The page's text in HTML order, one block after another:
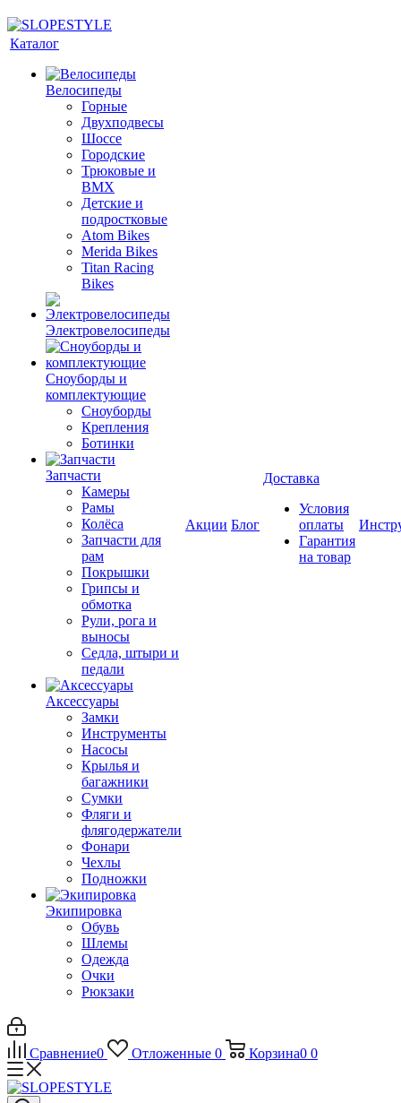
Каталог
Велосипеды
Горные
Двухподвесы
Шоссе
Городские
Трюковые и
BMX
Детские и
подростковые
Atom Bikes
Merida Bikes
Titan Racing
Bikes
Электровелосипеды
Cноуборды и
комплектующие
Сноуборды
Крепления
Ботинки
Запчасти
Камеры
Рамы
Колёса
Запчасти для
рам
Покрышки
Грипсы и
обмотка
Рули, рога и
выносы
Седла, штыри и
педали
Аксессуары
Замки
Инструменты
Насосы
Крылья и
багажники
Сумки
Фляги и
флягодержатели
Фонари
Чехлы
Подножки
Экипировка
Обувь
Шлемы
Одежда
Очки
Рюкзаки
Акции Блог
Доставка
Условия
оплаты
Гарантия
на товар
Сравнение0 Отложенные 0 Корзина0 0